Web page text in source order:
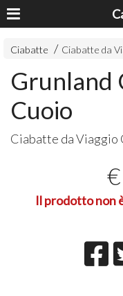
Ciabatte Ciabatte da
Grunland
Cuoio
Ciabatte da Viaggio
€
Il prodotto non